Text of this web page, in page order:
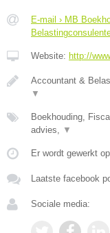
E-mail › MB
Website: http://
Accountant &
▼
Boekhouding,
advies, ▼
Er wordt gewerkt
Laatste facebook
Sociale media: